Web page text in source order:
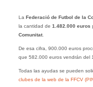
La Federació de Futbol de la
la cantidad de 1.482.000 euros
Comunitat.
De esa cifra, 900.000 euros
que 582.000 euros vendrán del
Todas las ayudas se pueden
clubes de la web de la FFCV